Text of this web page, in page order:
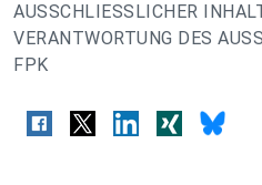
AUSSCHLIESSLICHER
VERANTWORTUNG DES
FPK